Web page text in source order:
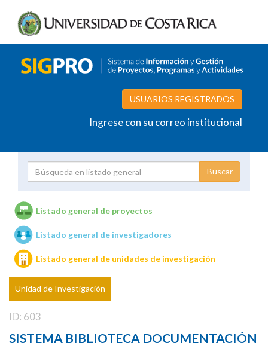
USUARIOS REGISTRADOS
Ingrese con su correo institucional
Unidades de investigación
Listado general de proyectos
Listado general de investigadores
Listado general de unidades de investigación
Unidad de Investigación
ID: 603
SISTEMA BIBLIOTECA DOCUMENTACIÓN